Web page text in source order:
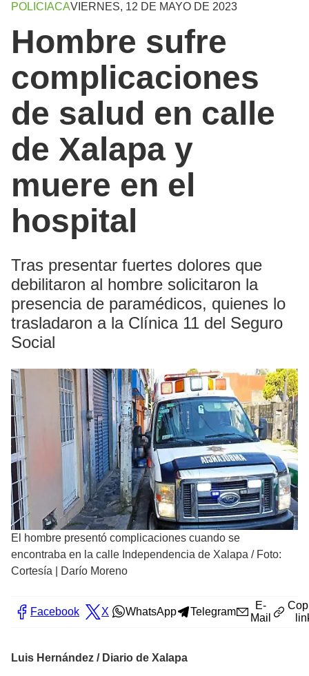
POLICIACAVIERNES, 12 DE MAYO DE 2023
Hombre sufre
complicaciones
de salud en calle
de Xalapa y
muere en el
hospital
Tras presentar fuertes dolores que
debilitaron al hombre solicitaron la
presencia de paramédicos, quienes lo
trasladaron a la Clínica 11 del Seguro
Social
El hombre presentó complicaciones cuando se
encontraba en la calle Independencia de Xalapa / Foto:
Cortesía | Darío Moreno
Facebook X WhatsApp Telegram
E-
Mail
Luis Hernández / Diario de Xalapa